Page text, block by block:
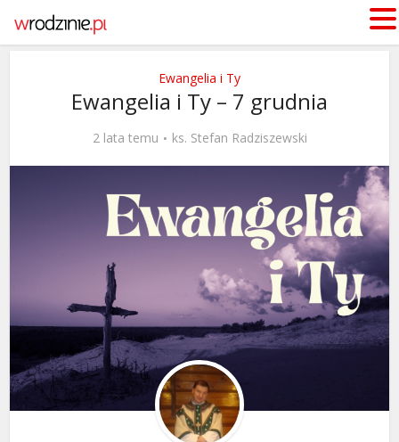
Ewangelia i Ty
Ewangelia i Ty – 7 grudnia
2 lata temu ks. Stefan Radziszewski